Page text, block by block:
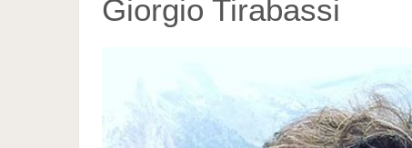
Giorgio Tirabassi